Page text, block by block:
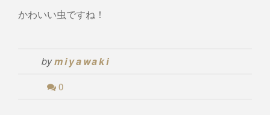
かわいい虫ですね！
bymiyawaki
0